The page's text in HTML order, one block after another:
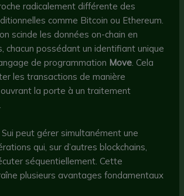
radicalement différente des
comme Bitcoin ou Ethereum.
scinde les données on-chain en
chacun possédant un identifiant unique
de programmation Move. Cela
les transactions de manière
la porte à un traitement
peut gérer simultanément une
qui, sur d’autres blockchains,
séquentiellement. Cette
plusieurs avantages fondamentaux